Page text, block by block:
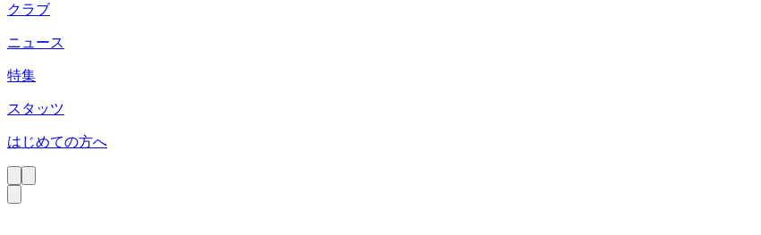
クラブ
ニュース
特集
スタッツ
はじめての方へ